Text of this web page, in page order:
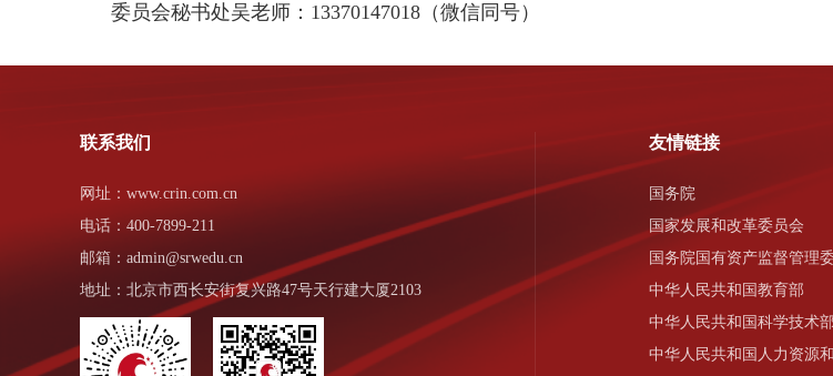
委员会秘书处吴老师：13370147018（微信同号）
联系我们
网址：www.crin.com.cn
电话：400-7899-211
邮箱：admin@srwedu.cn
地址：北京市西长安街复兴路47号天行建大厦2103
友情链接
国务院
国家发展和改革委员会
国务院国有资产监督管理
中华人民共和国教育部
中华人民共和国科学技术部
中华人民共和国人力资源